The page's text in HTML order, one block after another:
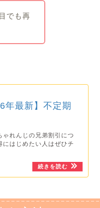
でも再
年最新】不定期
ゃれんじの兄弟割引につ
はじめたい人はぜひチ